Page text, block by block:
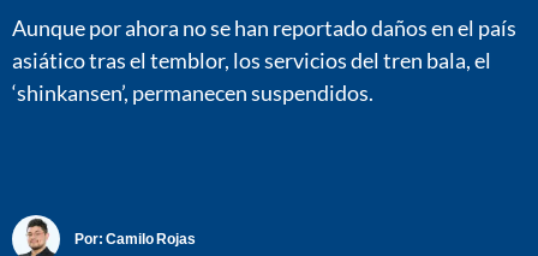
Aunque por ahora no se han reportado daños en el país
asiático tras el temblor, los servicios del tren bala, el
‘shinkansen’, permanecen suspendidos.
Por: Camilo Rojas